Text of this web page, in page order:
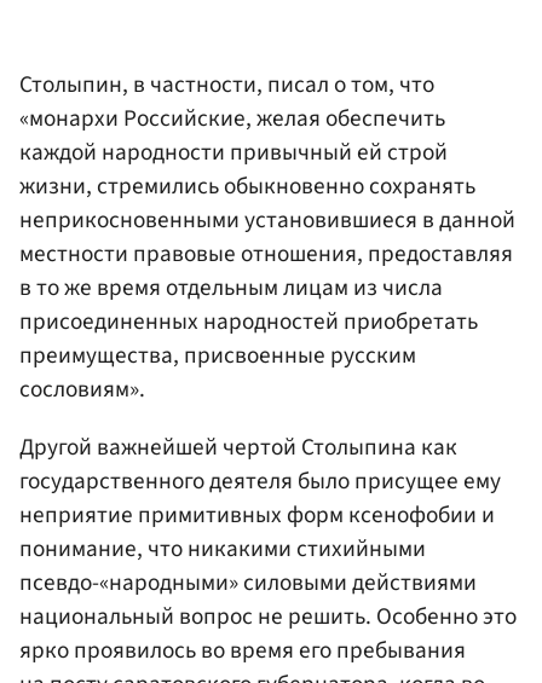
Столыпин, в частности, писал о том, что
«монархи Российские, желая обеспечить
каждой народности привычный ей строй
жизни, стремились обыкновенно сохранять
неприкосновенными установившиеся в данной
местности правовые отношения, предоставляя
в то же время отдельным лицам из числа
присоединенных народностей приобретать
преимущества, присвоенные русским
сословиям».
Другой важнейшей чертой Столыпина как
государственного деятеля было присущее ему
неприятие примитивных форм ксенофобии и
понимание, что никакими стихийными
псевдо-«народными» силовыми действиями
национальный вопрос не решить. Особенно это
ярко проявилось во время его пребывания